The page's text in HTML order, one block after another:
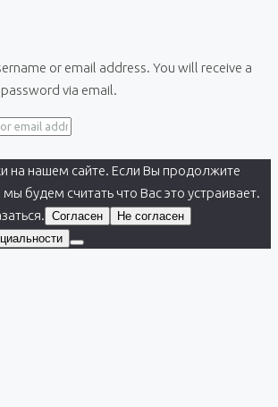
or email address. You will receive a
via email.
на нашем сайте. Если Вы продолжите
мы будем считать что Вас это устраивает.
Согласен
Не согласен